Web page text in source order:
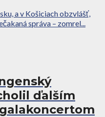
a v Košiciach obzvlášť,
správa – zomrel...
ďalším